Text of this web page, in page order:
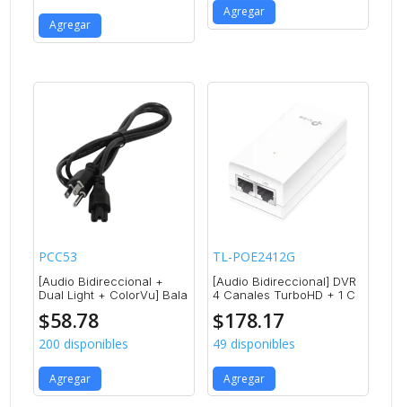
Agregar
Agregar
PCC53
[Audio Bidireccional +
Dual Light + ColorVu] Bala
$58.78
200 disponibles
Agregar
TL-POE2412G
[Audio Bidireccional] DVR
4 Canales TurboHD + 1 C
$178.17
49 disponibles
Agregar